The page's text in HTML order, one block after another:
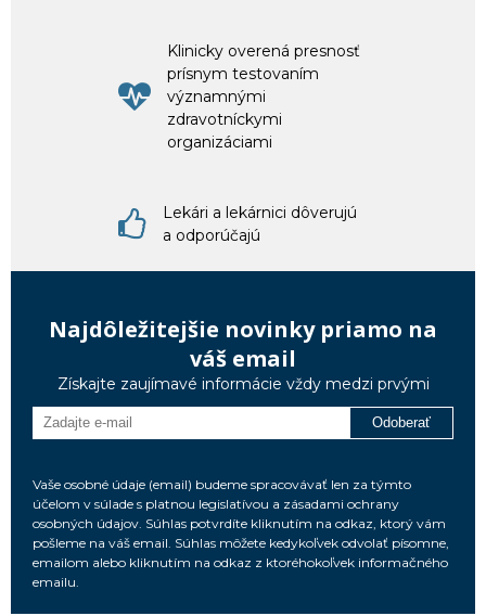
Klinicky overená presnosť
prísnym testovaním
významnými
zdravotníckymi
organizáciami
Lekári a lekárnici dôverujú
a odporúčajú
Najdôležitejšie novinky priamo na
váš email
Získajte zaujímavé informácie vždy medzi prvými
Odoberať
Vaše osobné údaje (email) budeme spracovávať len za týmto
účelom v súlade s platnou legislatívou a zásadami ochrany
osobných údajov. Súhlas potvrdíte kliknutím na odkaz, ktorý vám
pošleme na váš email. Súhlas môžete kedykoľvek odvolať písomne,
emailom alebo kliknutím na odkaz z ktoréhokoľvek informačného
emailu.